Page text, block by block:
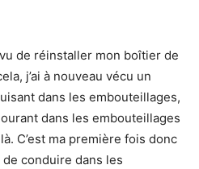
de réinstaller mon boîtier de
j’ai à nouveau vécu un
dans les embouteillages,
dans les embouteillages
C’est ma première fois donc
de conduire dans les